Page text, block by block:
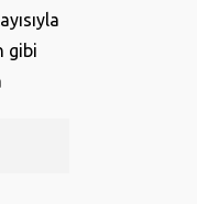
gibi